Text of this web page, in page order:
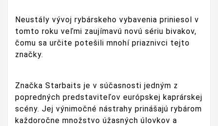
Neustály vývoj rybárskeho vybavenia priniesol v
tomto roku veľmi zaujímavú novú sériu bivakov,
čomu sa určite potešili mnohí priaznivci tejto
značky.
Značka Starbaits je v súčasnosti jedným z
popredných predstaviteľov európskej kaprárskej
scény. Jej výnimočné nástrahy prinášajú rybárom
každoročne množstvo úžasných úlovkov a